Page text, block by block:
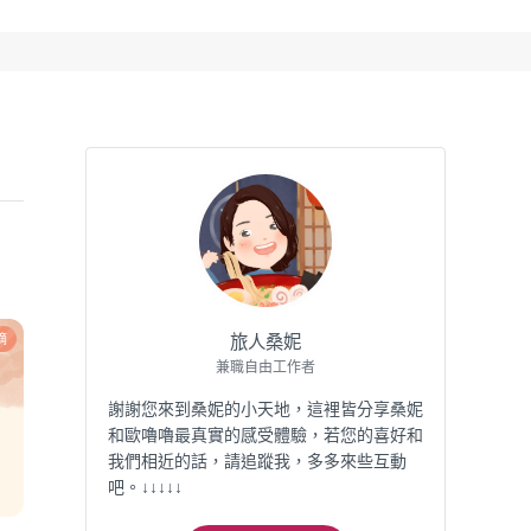
旅人桑妮
兼職自由工作者
謝謝您來到桑妮的小天地，這裡皆分享桑妮
和歐嚕嚕最真實的感受體驗，若您的喜好和
我們相近的話，請追蹤我，多多來些互動
吧。↓↓↓↓↓